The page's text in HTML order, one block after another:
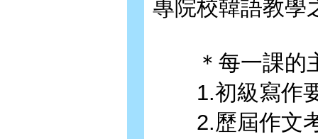
專院校韓語教學
＊每一課的
1.初級寫作
2.歷屆作文